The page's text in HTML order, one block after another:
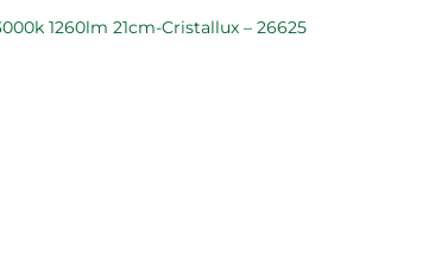
1260lm 21cm-Cristallux – 26625